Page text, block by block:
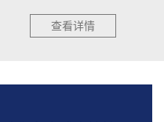
查看详情